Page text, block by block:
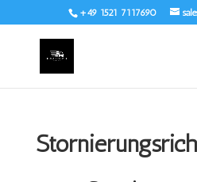
+49 1521 7117690